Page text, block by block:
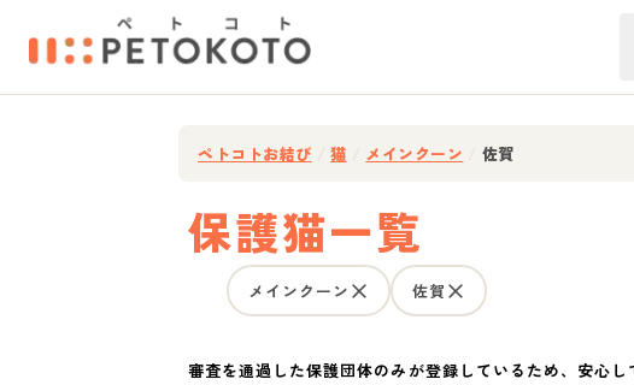
ペトコトお結び 猫 メインクーン 佐賀
保護猫一覧
メインクーン 佐賀
審査を通過した保護団体のみが登録しているため、安心